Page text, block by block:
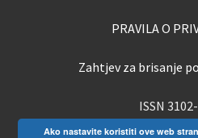
PRAVILA O
Zahtjev za brisanje
ISSN
Ako nastavite koristiti ove web